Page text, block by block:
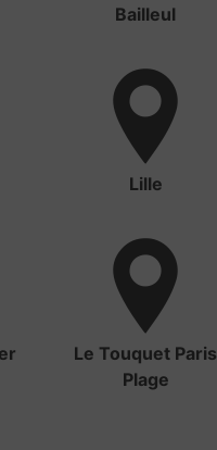
Bailleul
Lille
Le Touquet Paris
Plage